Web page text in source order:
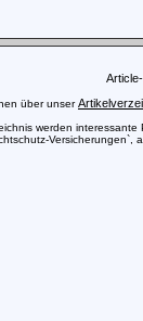
über unser
werden